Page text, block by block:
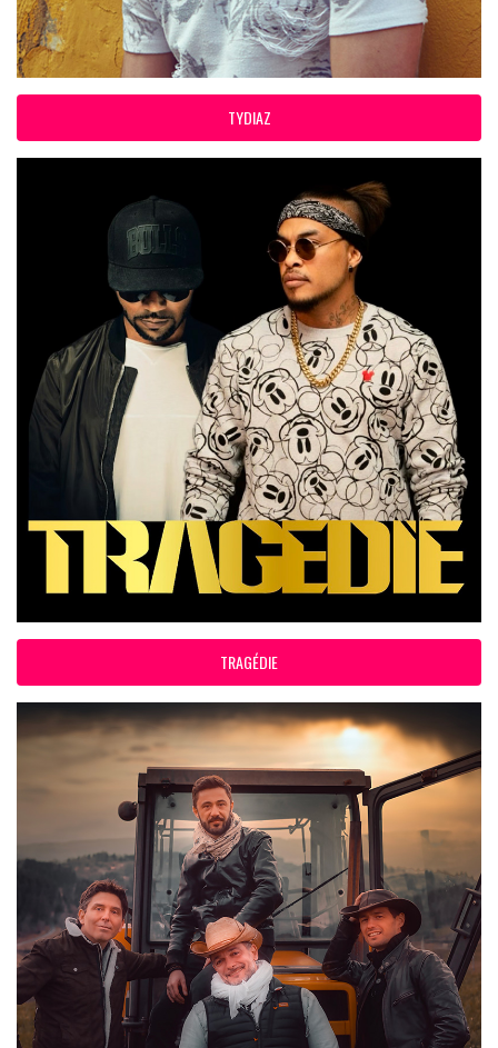
TYDIAZ
TRAGÉDIE